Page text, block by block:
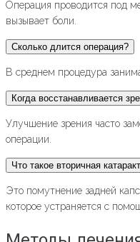
Операция проводится под
вызывает боли.
Сколько длится операция?
В среднем процедура
Когда восстанавливается
Улучшение зрения часто
операции.
Что такое вторичная
Это помутнение задней
которое устраняется с